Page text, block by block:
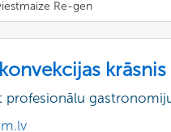
Re-gen
krāsnis
profesionālu